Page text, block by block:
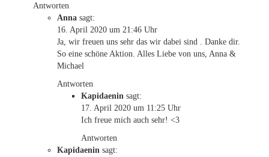
Antworten
Anna sagt:
16. April 2020 um 21:46 Uhr
Ja, wir freuen uns sehr das wir dabei sind . Danke dir.
So eine schöne Aktion. Alles Liebe von uns, Anna &
Michael
Antworten
Kapidaenin sagt:
17. April 2020 um 11:25 Uhr
Ich freue mich auch sehr! <3
Antworten
Kapidaenin sagt: